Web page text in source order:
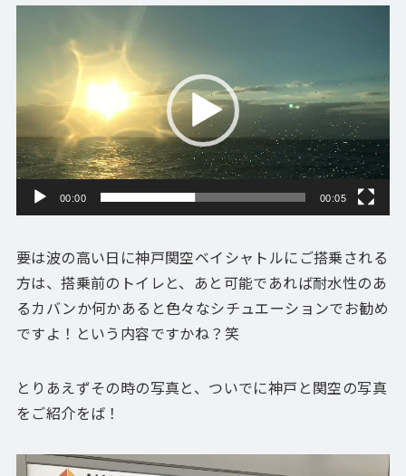
ー
ヤ
ー
00:00 00:05
要は波の高い日に神戸関空ベイシャトルにご搭乗される
方は、搭乗前のトイレと、あと可能であれば耐水性のあ
るカバンか何かあると色々なシチュエーションでお勧め
ですよ！という内容ですかね？笑
とりあえずその時の写真と、ついでに神戸と関空の写真
をご紹介をば！